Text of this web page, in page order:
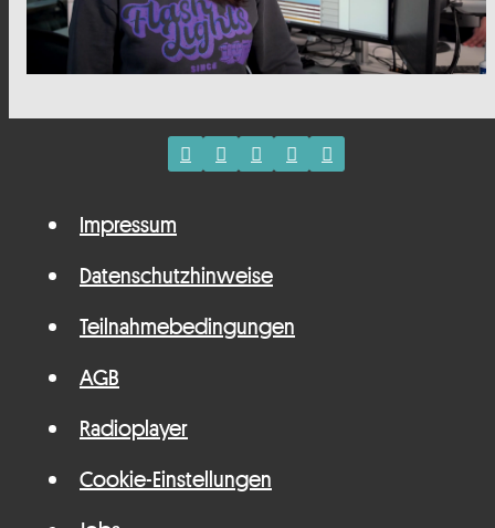
Impressum
Datenschutzhinweise
Teilnahmebedingungen
AGB
Radioplayer
Cookie-Einstellungen